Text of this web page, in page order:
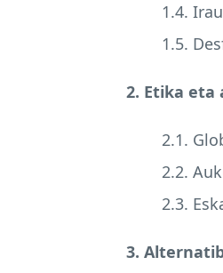
1.4.
1.5.
2. Etika eta
2.1.
2.2.
2.3.
3.